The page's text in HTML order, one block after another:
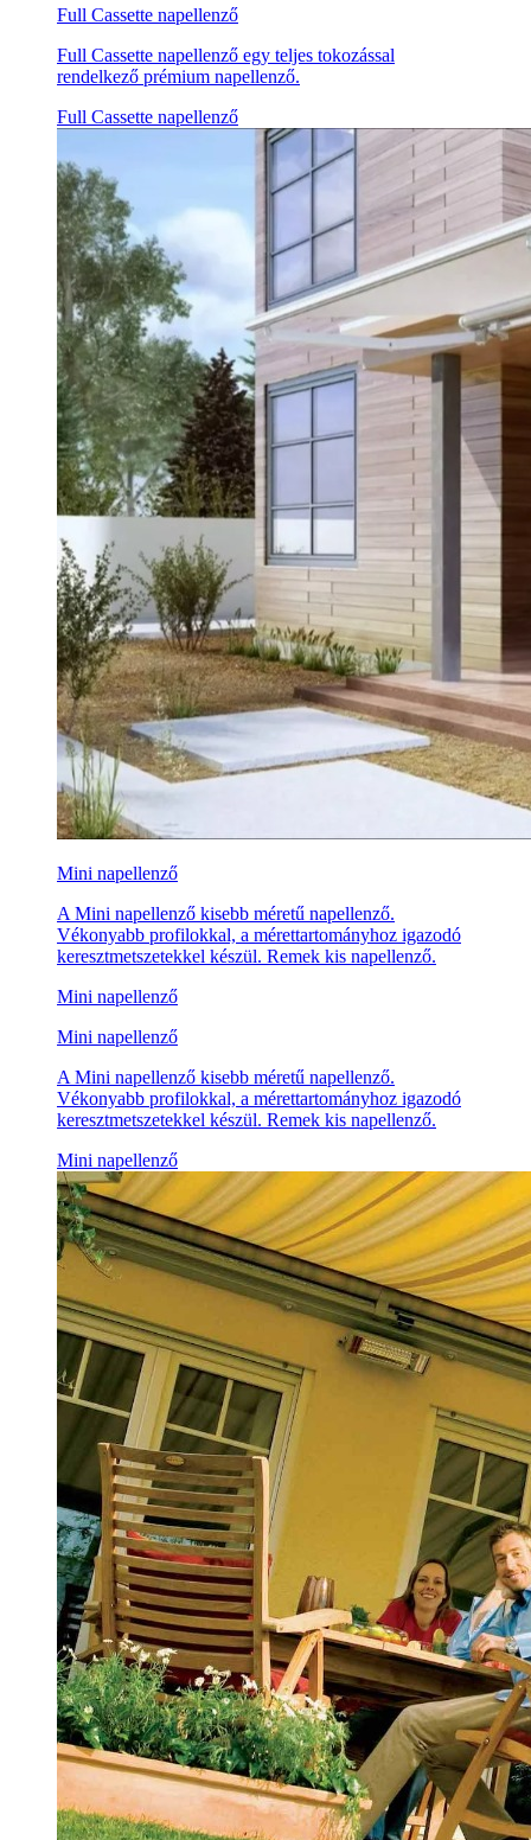
Full Cassette napellenző
Full Cassette napellenző egy teljes tokozással
rendelkező prémium napellenző.
Full Cassette napellenző
Mini napellenző
A Mini napellenző kisebb méretű napellenző.
Vékonyabb profilokkal, a mérettartományhoz igazodó
keresztmetszetekkel készül. Remek kis napellenző.
Mini napellenző
Mini napellenző
A Mini napellenző kisebb méretű napellenző.
Vékonyabb profilokkal, a mérettartományhoz igazodó
keresztmetszetekkel készül. Remek kis napellenző.
Mini napellenző